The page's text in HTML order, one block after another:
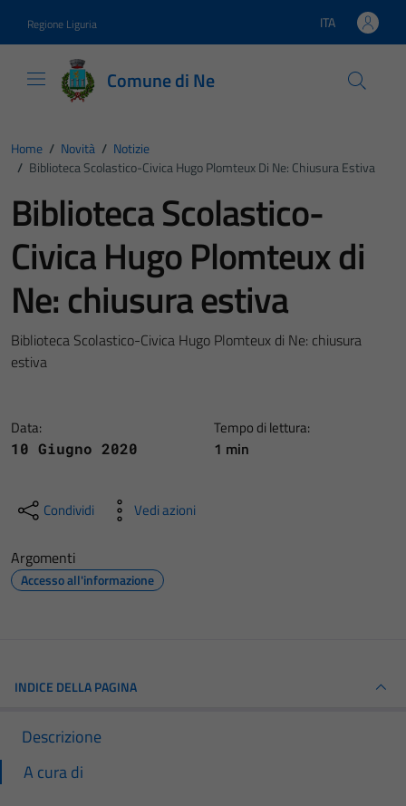
Regione Liguria Lingua attiva:
ITA
Comune di Ne
Home / Novità / Notizie
/ Biblioteca Scolastico-Civica Hugo Plomteux Di Ne: Chiusura Estiva
Biblioteca Scolastico-
Civica Hugo Plomteux di
Ne: chiusura estiva
Biblioteca Scolastico-Civica Hugo Plomteux di Ne: chiusura
estiva
Data:
10 Giugno 2020
Tempo di lettura:
1 min
Condividi Vedi azioni
Argomenti
Accesso all'informazione
INDICE DELLA PAGINA
Descrizione
A cura di